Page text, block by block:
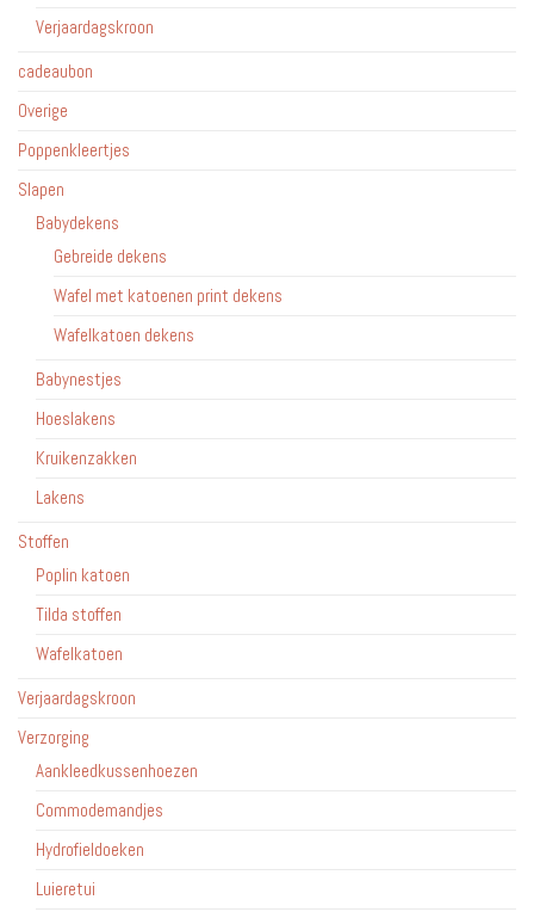
Verjaardagskroon
cadeaubon
Overige
Poppenkleertjes
Slapen
Babydekens
Gebreide dekens
Wafel met katoenen print dekens
Wafelkatoen dekens
Babynestjes
Hoeslakens
Kruikenzakken
Lakens
Stoffen
Poplin katoen
Tilda stoffen
Wafelkatoen
Verjaardagskroon
Verzorging
Aankleedkussenhoezen
Commodemandjes
Hydrofieldoeken
Luieretui